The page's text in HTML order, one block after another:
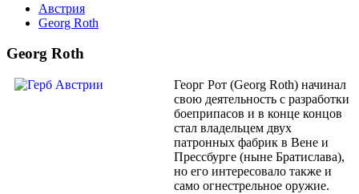
Австрия
Georg Roth
Georg Roth
Георг Рот (Georg Roth) начинал
свою деятельность с разработки
боеприпасов и в конце концов
стал владельцем двух
патронных фабрик в Вене и
Прессбурге (ныне Братислава),
но его интересовало также и
само огнестрельное оружие.